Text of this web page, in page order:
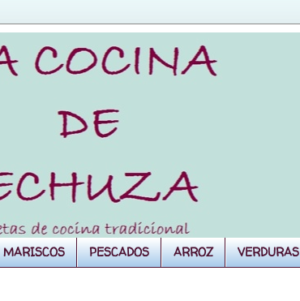
MARISCOS PESCADOS ARROZ VERDURAS